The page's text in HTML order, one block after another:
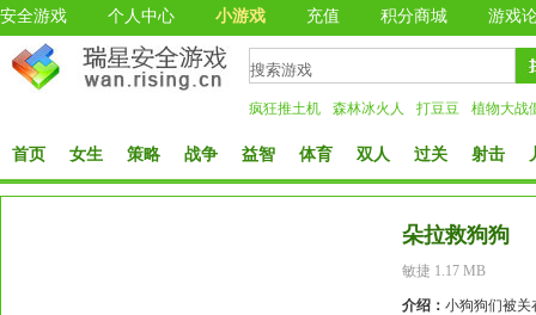
安全游戏 个人中心 小游戏 充值 积分商城 游戏
疯狂推土机 森林冰火人 打豆豆 植物大战
首页 女生 策略 战争 益智 体育 双人 过关 射击
朵拉救狗狗
敏捷 1.17 MB
介绍： 小狗狗们被关